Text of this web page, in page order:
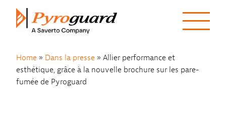
Skip to content
Home » Dans la presse » Allier performance et
esthétique, grâce à la nouvelle brochure sur les pare-
fumée de Pyroguard